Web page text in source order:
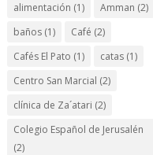
alimentación (1) Amman (2)
baños (1) Café (2)
Cafés El Pato (1) catas (1)
Centro San Marcial (2)
clínica de Za´atari (2)
Colegio Español de Jerusalén
(2)